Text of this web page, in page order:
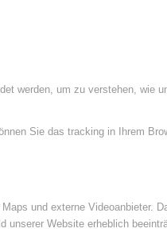
werden, um zu verstehen,
Sie das tracking in Ihrem
und externe
Website erheblich